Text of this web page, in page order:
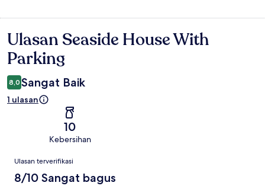
Ulasan
Ulasan Seaside House With
Parking
8,0 Sangat Baik
1 ulasan
10
Kebersihan
Ulasan
Ulasan terverifikasi
8/10 Sangat bagus